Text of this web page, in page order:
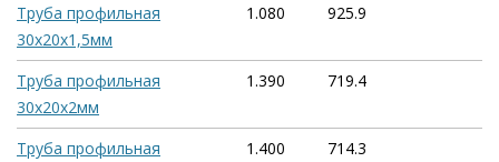
Труба профильная
30х20х1,5мм
1.080 925.9
Труба профильная
30х20х2мм
1.390 719.4
Труба профильная
1.400 714.3